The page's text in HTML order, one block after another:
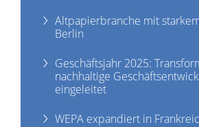
Altpapierbranche mit
Berlin
Geschäftsjahr 2025:
nachhaltige
eingeleitet
WEPA expandiert in